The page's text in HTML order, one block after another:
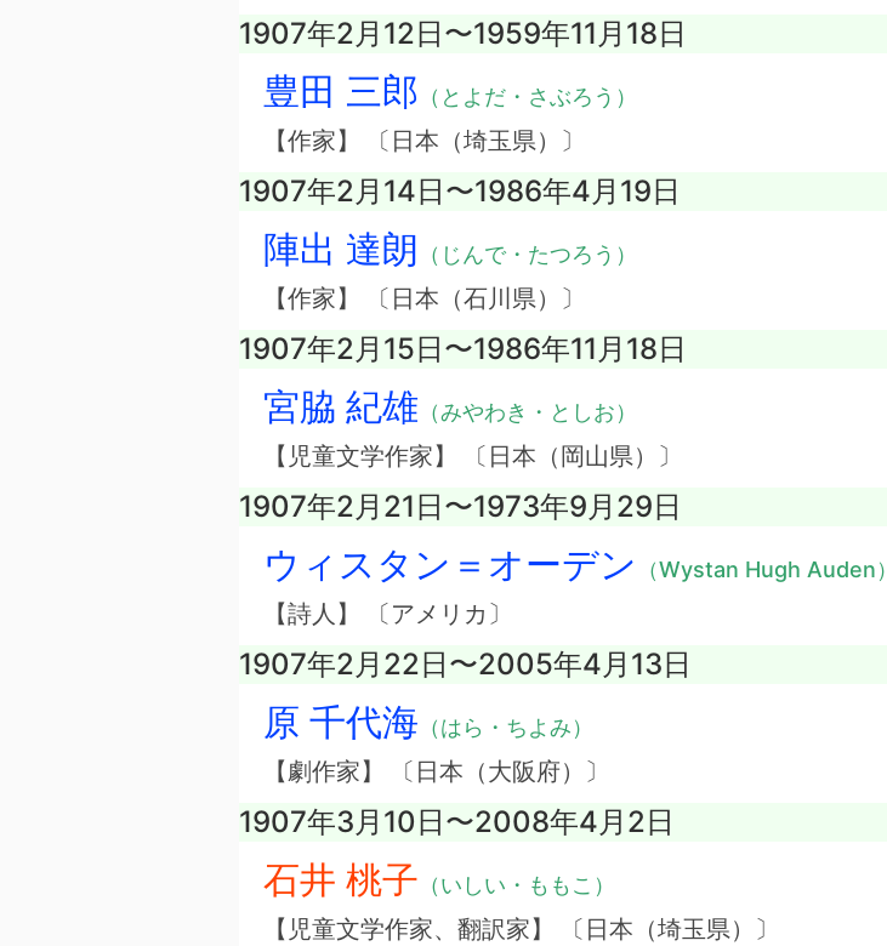
1907年2月12日〜1959年11月18日
豊田 三郎 （とよだ・さぶろう）
【作家】 〔日本（埼玉県）〕
1907年2月14日〜1986年4月19日
陣出 達朗 （じんで・たつろう）
【作家】 〔日本（石川県）〕
1907年2月15日〜1986年11月18日
宮脇 紀雄 （みやわき・としお）
【児童文学作家】 〔日本（岡山県）〕
1907年2月21日〜1973年9月29日
ウィスタン＝オーデン （Wystan Hugh Auden）
【詩人】 〔アメリカ〕
1907年2月22日〜2005年4月13日
原 千代海 （はら・ちよみ）
【劇作家】 〔日本（大阪府）〕
1907年3月10日〜2008年4月2日
石井 桃子 （いしい・ももこ）
【児童文学作家、翻訳家】 〔日本（埼玉県）〕